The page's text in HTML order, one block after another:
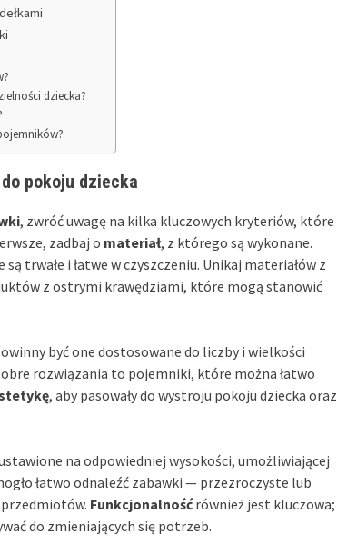
dziecka?
pokoju dziecka
, zwróć uwagę na kilka kluczowych kryteriów, które
zadbaj o materiał, z którego są wykonane.
trwałe i łatwe w czyszczeniu. Unikaj materiałów z
z ostrymi krawędziami, które mogą stanowić
być one dostosowane do liczby i wielkości
rozwiązania to pojemniki, które można łatwo
, aby pasowały do wystroju pokoju dziecka oraz
na odpowiedniej wysokości, umożliwiającej
łatwo odnaleźć zabawki — przezroczyste lub
Funkcjonalnośćrównież jest kluczowa;
do zmieniających się potrzeb.